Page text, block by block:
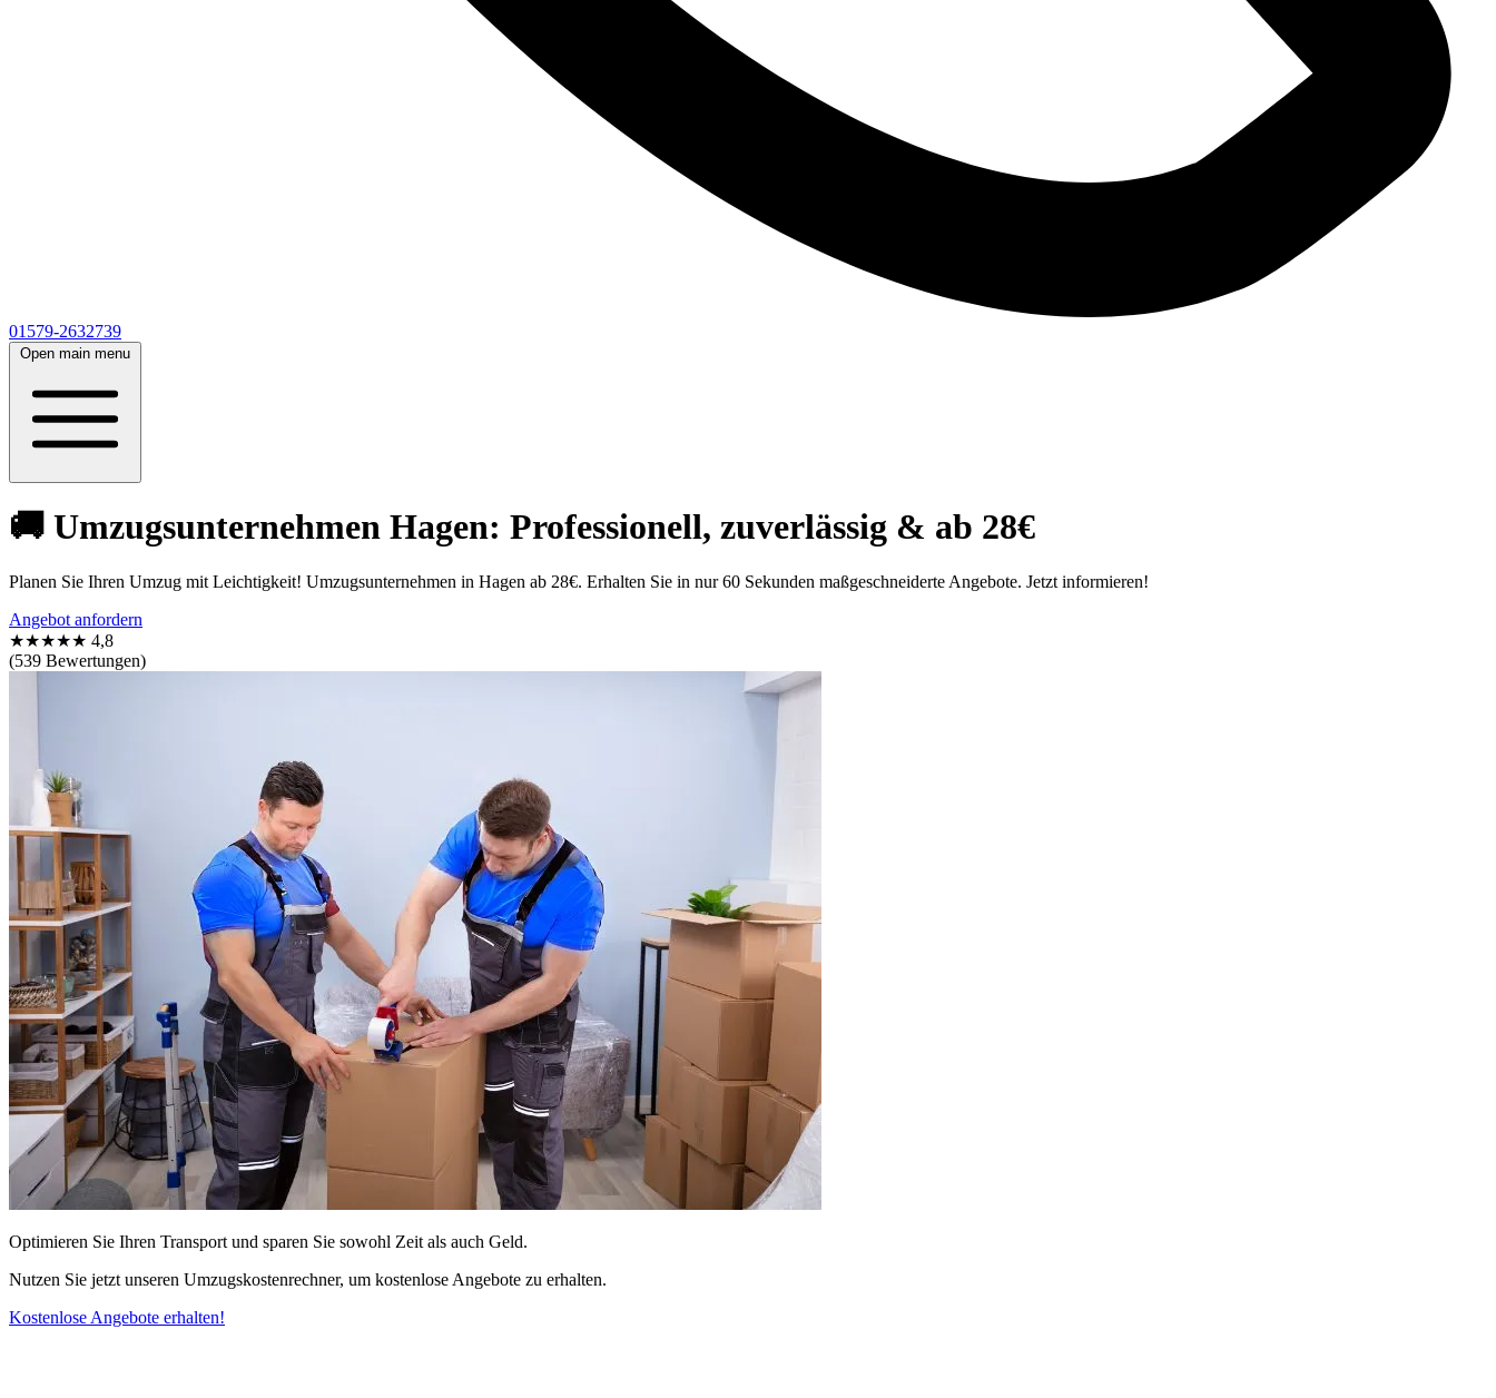
01579-2632739
Open main menu
🚚 Umzugsunternehmen Hagen: Professionell, zuverlässig & ab 28€
Planen Sie Ihren Umzug mit Leichtigkeit! Umzugsunternehmen in Hagen ab 28€. Erhalten Sie in nur 60 Sekunden maßgeschneiderte Angebote. Jetzt informieren!
Angebot anfordern
★★★★★ 4,8
(539 Bewertungen)
Optimieren Sie Ihren Transport und sparen Sie sowohl Zeit als auch Geld.
Nutzen Sie jetzt unseren Umzugskostenrechner, um kostenlose Angebote zu erhalten.
Kostenlose Angebote erhalten!